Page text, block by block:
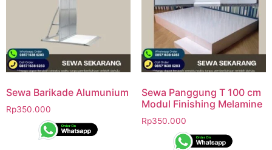
Sewa Barikade Alumunium
Rp350.000
Sewa Panggung T 100 cm
Modul Finishing Melamine
Rp350.000